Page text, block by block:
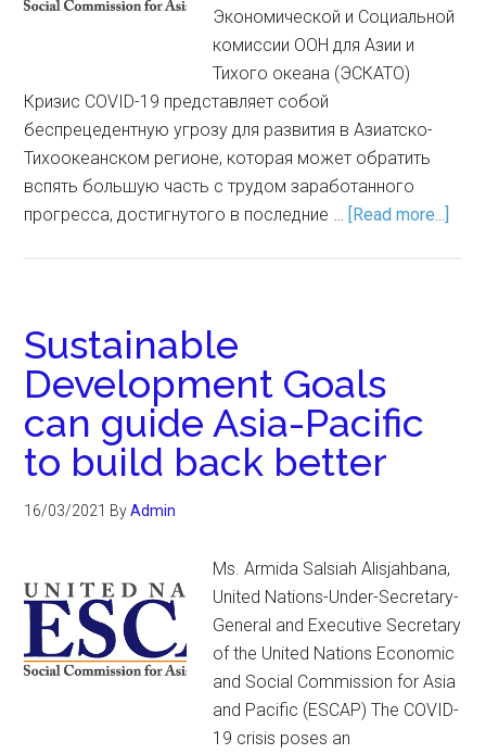
Экономической и Социальной
комиссии ООН для Азии и
Тихого океана (ЭСКАТО)
Кризис COVID-19 представляет собой
беспрецедентную угрозу для развития в Азиатско-
Тихоокеанском регионе, которая может обратить
вспять большую часть с трудом заработанного
прогресса, достигнутого в последние … [Read more...]
Sustainable
Development Goals
can guide Asia-Pacific
to build back better
16/03/2021 ByAdmin
Ms. Armida Salsiah Alisjahbana,
United Nations-Under-Secretary-
General and Executive Secretary
of the United Nations Economic
and Social Commission for Asia
and Pacific (ESCAP) The COVID-
19 crisis poses an